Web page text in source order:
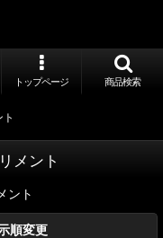
トップページ 商品検索
メント
ント
順変更